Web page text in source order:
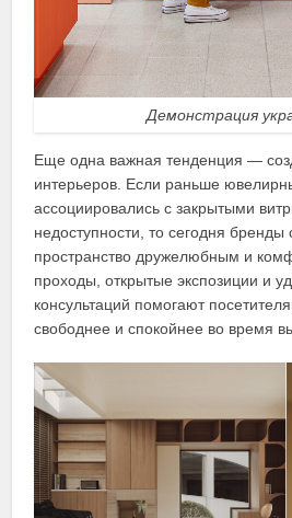
Демонстрация
Еще одна важная тенденция —
интерьеров. Если раньше
ассоциировались с закрытыми
недоступности, то сегодня бренды
пространство дружелюбным и
проходы, открытые экспозиции и
консультаций помогают
свободнее и спокойнее во время